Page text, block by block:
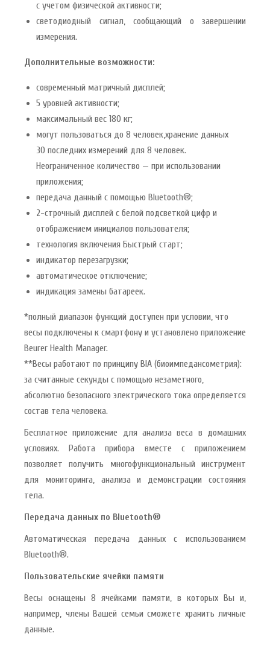
с учетом физической активности;
светодиодный сигнал, сообщающий о завершении
измерения.
Дополнительные возможности:
современный матричный дисплей;
5 уровней активности;
максимальный вес 180 кг;
могут пользоваться до 8 человек,хранение данных
30 последних измерений для 8 человек.
Неограниченное количество — при использовании
приложения;
передача данный с помощью Bluetooth®;
2-строчный дисплей с белой подсветкой цифр и
отображением инициалов пользователя;
технология включения Быстрый старт;
индикатор перезагрузки;
автоматическое отключение;
индикация замены батареек.
*полный диапазон функций доступен при условии, что
весы подключены к смартфону и установлено приложение
Beurer Health Manager.
**Весы работают по принципу BIA (биоимпедансометрия):
за считанные секунды с помощью незаметного,
абсолютно безопасного электрического тока определяется
состав тела человека.
Бесплатное приложение для анализа веса в домашних
условиях. Работа прибора вместе с приложением
позволяет получить многофункциональный инструмент
для мониторинга, анализа и демонстрации состояния
тела.
Передача данных по Bluetooth®
Автоматическая передача данных с использованием
Bluetooth®.
Пользовательские ячейки памяти
Весы оснащены 8 ячейками памяти, в которых Вы и,
например, члены Вашей семьи сможете хранить личные
данные.